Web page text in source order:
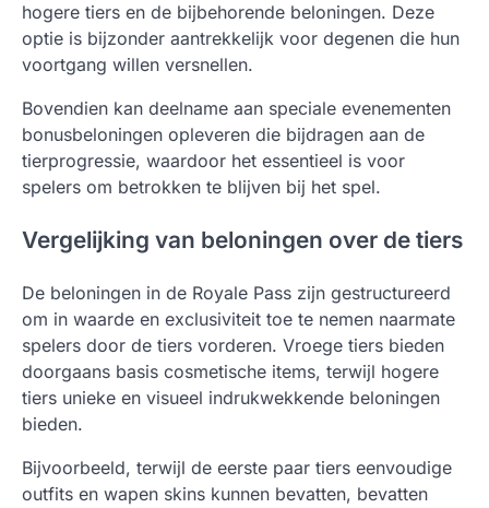
hogere tiers en de bijbehorende beloningen. Deze
optie is bijzonder aantrekkelijk voor degenen die hun
voortgang willen versnellen.
Bovendien kan deelname aan speciale evenementen
bonusbeloningen opleveren die bijdragen aan de
tierprogressie, waardoor het essentieel is voor
spelers om betrokken te blijven bij het spel.
Vergelijking van beloningen over de tiers
De beloningen in de Royale Pass zijn gestructureerd
om in waarde en exclusiviteit toe te nemen naarmate
spelers door de tiers vorderen. Vroege tiers bieden
doorgaans basis cosmetische items, terwijl hogere
tiers unieke en visueel indrukwekkende beloningen
bieden.
Bijvoorbeeld, terwijl de eerste paar tiers eenvoudige
outfits en wapen skins kunnen bevatten, bevatten